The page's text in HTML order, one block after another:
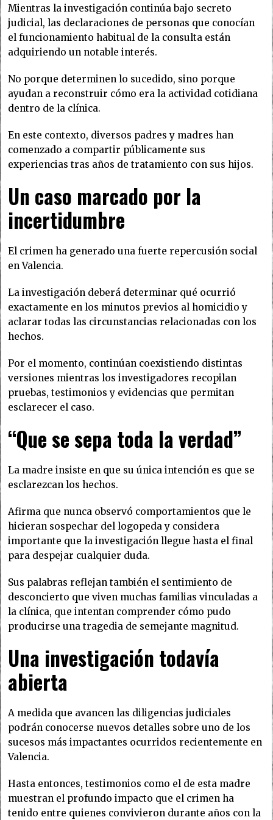
Mientras la investigación continúa bajo secreto
judicial, las declaraciones de personas que conocían
el funcionamiento habitual de la consulta están
adquiriendo un notable interés.
No porque determinen lo sucedido, sino porque
ayudan a reconstruir cómo era la actividad cotidiana
dentro de la clínica.
En este contexto, diversos padres y madres han
comenzado a compartir públicamente sus
experiencias tras años de tratamiento con sus hijos.
Un caso marcado por la
incertidumbre
El crimen ha generado una fuerte repercusión social
en Valencia.
La investigación deberá determinar qué ocurrió
exactamente en los minutos previos al homicidio y
aclarar todas las circunstancias relacionadas con los
hechos.
Por el momento, continúan coexistiendo distintas
versiones mientras los investigadores recopilan
pruebas, testimonios y evidencias que permitan
esclarecer el caso.
“Que se sepa toda la verdad”
La madre insiste en que su única intención es que se
esclarezcan los hechos.
Afirma que nunca observó comportamientos que le
hicieran sospechar del logopeda y considera
importante que la investigación llegue hasta el final
para despejar cualquier duda.
Sus palabras reflejan también el sentimiento de
desconcierto que viven muchas familias vinculadas a
la clínica, que intentan comprender cómo pudo
producirse una tragedia de semejante magnitud.
Una investigación todavía
abierta
A medida que avancen las diligencias judiciales
podrán conocerse nuevos detalles sobre uno de los
sucesos más impactantes ocurridos recientemente en
Valencia.
Hasta entonces, testimonios como el de esta madre
muestran el profundo impacto que el crimen ha
tenido entre quienes convivieron durante años con la